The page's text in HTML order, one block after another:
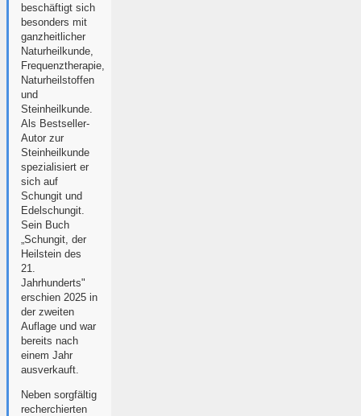
beschäftigt sich
besonders mit
ganzheitlicher
Naturheilkunde,
Frequenztherapie,
Naturheilstoffen
und
Steinheilkunde.
Als Bestseller-
Autor zur
Steinheilkunde
spezialisiert er
sich auf
Schungit und
Edelschungit.
Sein Buch
„Schungit, der
Heilstein des
21.
Jahrhunderts"
erschien 2025 in
der zweiten
Auflage und war
bereits nach
einem Jahr
ausverkauft.
Neben sorgfältig
recherchierten